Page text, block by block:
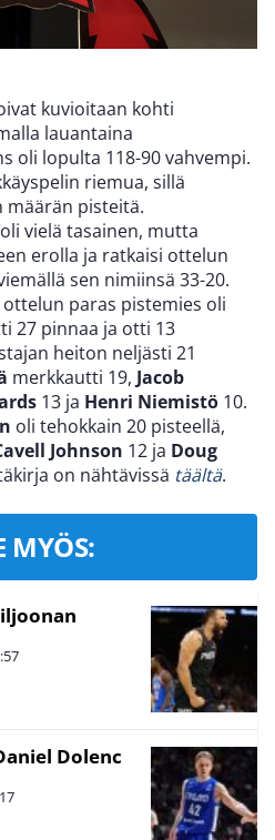
kuvioitaan kohti
lauantaina
oli lopulta 118-90 vahvempi.
riemua, sillä
määrän pisteitä.
vielä tasainen, mutta
erolla ja ratkaisi ottelun
sen nimiinsä 33-20.
paras pistemies oli
27 pinnaa ja otti 13
heiton neljästi 21
merkkautti 19, Jacob
13 ja Henri Niemistö 10.
oli tehokkain 20 pisteellä,
Johnson 12 ja Doug
on nähtävissä täältä.
MYÖS:
Dolenc